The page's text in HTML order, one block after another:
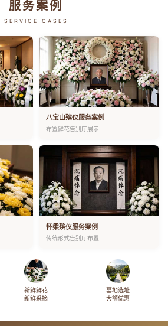
服务案例
SERVICE CASES
八宝山殡仪服务案例
布置鲜花告别厅展示
怀柔殡仪服务案例
传统形式告别厅布置
新鲜鲜花
新鲜采摘
墓地选址
大额优惠